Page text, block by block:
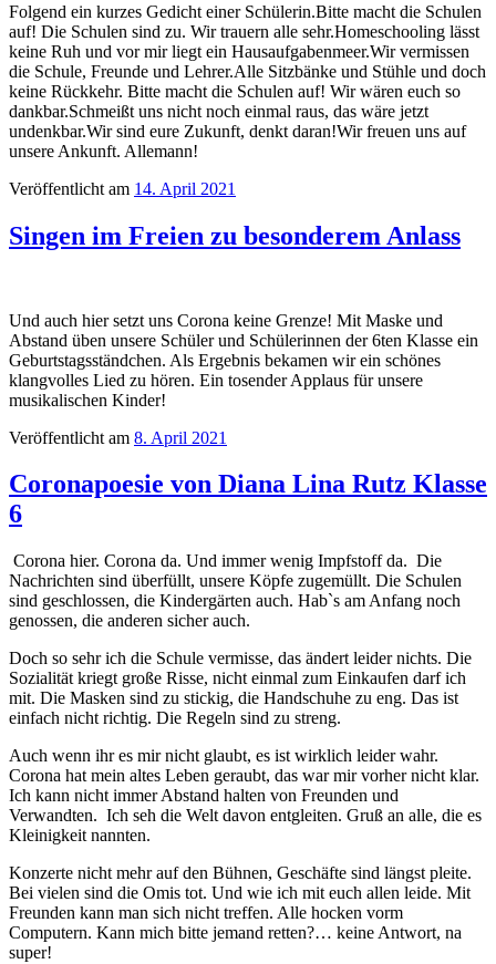
Folgend ein kurzes Gedicht einer Schülerin.Bitte macht die Schulen
auf! Die Schulen sind zu. Wir trauern alle sehr.Homeschooling lässt
keine Ruh und vor mir liegt ein Hausaufgabenmeer.Wir vermissen
die Schule, Freunde und Lehrer.Alle Sitzbänke und Stühle und doch
keine Rückkehr. Bitte macht die Schulen auf! Wir wären euch so
dankbar.Schmeißt uns nicht noch einmal raus, das wäre jetzt
undenkbar.Wir sind eure Zukunft, denkt daran!Wir freuen uns auf
unsere Ankunft. Allemann!
Veröffentlicht am 14. April 2021
Singen im Freien zu besonderem Anlass
Und auch hier setzt uns Corona keine Grenze! Mit Maske und
Abstand üben unsere Schüler und Schülerinnen der 6ten Klasse ein
Geburtstagsständchen. Als Ergebnis bekamen wir ein schönes
klangvolles Lied zu hören. Ein tosender Applaus für unsere
musikalischen Kinder!
Veröffentlicht am 8. April 2021
Coronapoesie von Diana Lina Rutz Klasse
6
Corona hier. Corona da. Und immer wenig Impfstoff da. Die
Nachrichten sind überfüllt, unsere Köpfe zugemüllt. Die Schulen
sind geschlossen, die Kindergärten auch. Hab`s am Anfang noch
genossen, die anderen sicher auch.
Doch so sehr ich die Schule vermisse, das ändert leider nichts. Die
Sozialität kriegt große Risse, nicht einmal zum Einkaufen darf ich
mit. Die Masken sind zu stickig, die Handschuhe zu eng. Das ist
einfach nicht richtig. Die Regeln sind zu streng.
Auch wenn ihr es mir nicht glaubt, es ist wirklich leider wahr.
Corona hat mein altes Leben geraubt, das war mir vorher nicht klar.
Ich kann nicht immer Abstand halten von Freunden und
Verwandten. Ich seh die Welt davon entgleiten. Gruß an alle, die es
Kleinigkeit nannten.
Konzerte nicht mehr auf den Bühnen, Geschäfte sind längst pleite.
Bei vielen sind die Omis tot. Und wie ich mit euch allen leide. Mit
Freunden kann man sich nicht treffen. Alle hocken vorm
Computern. Kann mich bitte jemand retten?… keine Antwort, na
super!